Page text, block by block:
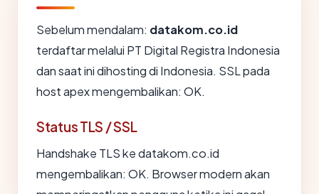
Sebelum mendalam: datakom.co.id
terdaftar melalui PT Digital Registra Indonesia
dan saat ini dihosting di Indonesia. SSL pada
host apex mengembalikan: OK.
Status TLS / SSL
Handshake TLS ke datakom.co.id
mengembalikan: OK. Browser modern akan